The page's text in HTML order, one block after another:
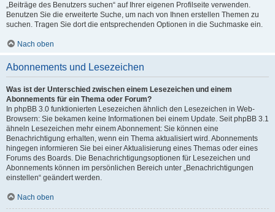
„Beiträge des Benutzers suchen“ auf Ihrer eigenen Profilseite verwenden.
Benutzen Sie die erweiterte Suche, um nach von Ihnen erstellen Themen zu
suchen. Tragen Sie dort die entsprechenden Optionen in die Suchmaske ein.
Nach oben
Abonnements und Lesezeichen
Was ist der Unterschied zwischen einem Lesezeichen und einem
Abonnements für ein Thema oder Forum?
In phpBB 3.0 funktionierten Lesezeichen ähnlich den Lesezeichen in Web-
Browsern: Sie bekamen keine Informationen bei einem Update. Seit phpBB 3.1
ähneln Lesezeichen mehr einem Abonnement: Sie können eine
Benachrichtigung erhalten, wenn ein Thema aktualisiert wird. Abonnements
hingegen informieren Sie bei einer Aktualisierung eines Themas oder eines
Forums des Boards. Die Benachrichtigungsoptionen für Lesezeichen und
Abonnements können im persönlichen Bereich unter „Benachrichtigungen
einstellen“ geändert werden.
Nach oben